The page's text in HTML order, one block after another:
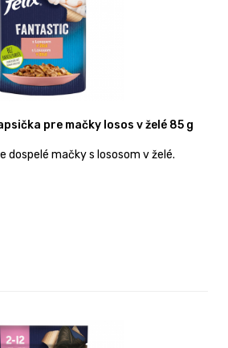
pre mačky losos v želé 85 g
dospelé mačky s lososom v želé.